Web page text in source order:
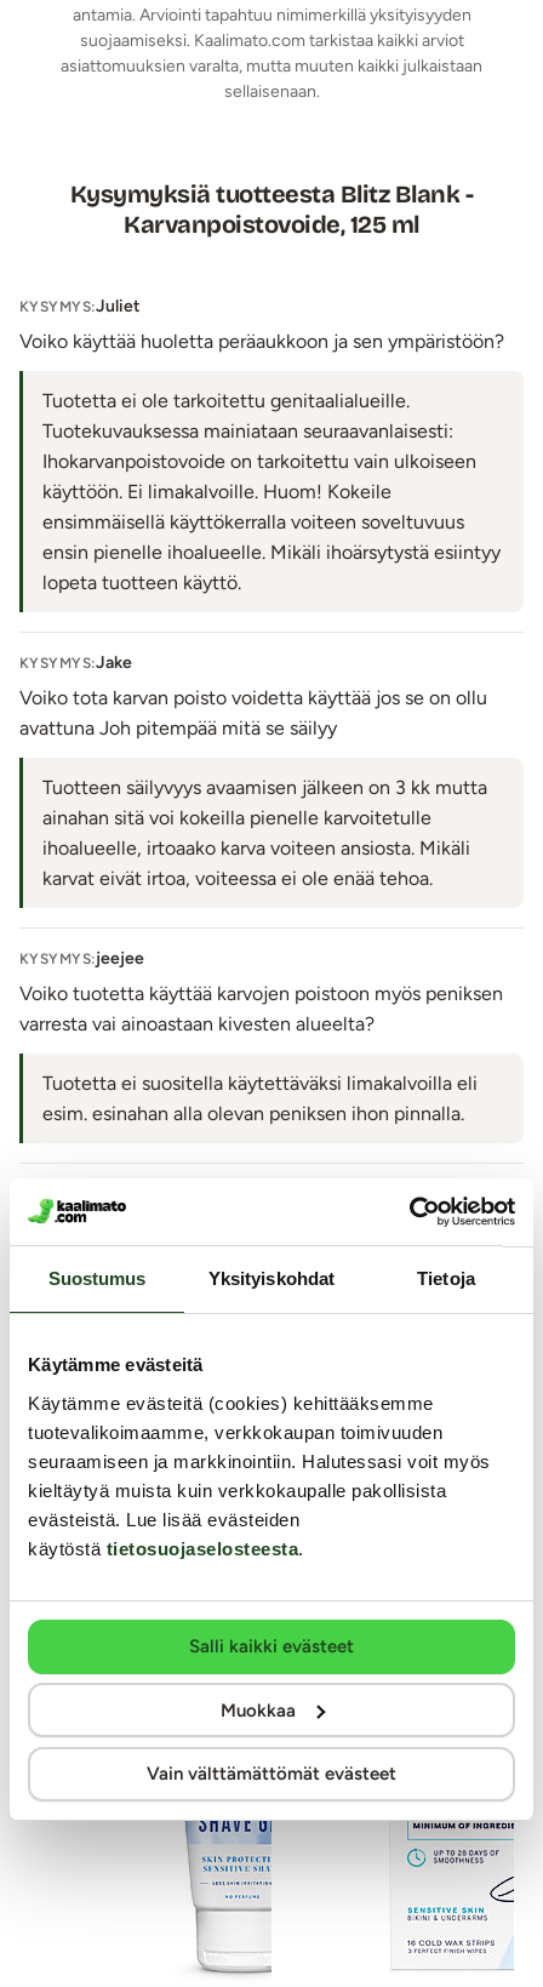
Suostumus Yksityiskohdat Tietoja
Käytämme evästeitä
Käytämme evästeitä (cookies) kehittääksemme
tuotevalikoimaamme, verkkokaupan toimivuuden
seuraamiseen ja markkinointiin. Halutessasi voit myös
kieltäytyä muista kuin verkkokaupalle pakollisista
evästeistä. Lue lisää evästeiden
käytöstä tietosuojaselosteesta.
Salli kaikki evästeet
Muokkaa
Vain välttämättömät evästeet
antamia. Arviointi tapahtuu nimimerkillä yksityisyyden
suojaamiseksi. Kaalimato.com tarkistaa kaikki arviot
asiattomuuksien varalta, mutta muuten kaikki julkaistaan
sellaisenaan.
Kysymyksiä tuotteesta Blitz Blank -
Karvanpoistovoide, 125 ml
KYSYMYS:Juliet
Voiko käyttää huoletta peräaukkoon ja sen ympäristöön?
Tuotetta ei ole tarkoitettu genitaalialueille.
Tuotekuvauksessa mainiataan seuraavanlaisesti:
Ihokarvanpoistovoide on tarkoitettu vain ulkoiseen
käyttöön. Ei limakalvoille. Huom! Kokeile
ensimmäisellä käyttökerralla voiteen soveltuvuus
ensin pienelle ihoalueelle. Mikäli ihoärsytystä esiintyy
lopeta tuotteen käyttö.
KYSYMYS:Jake
Voiko tota karvan poisto voidetta käyttää jos se on ollu
avattuna Joh pitempää mitä se säilyy
Tuotteen säilyvyys avaamisen jälkeen on 3 kk mutta
ainahan sitä voi kokeilla pienelle karvoitetulle
ihoalueelle, irtoaako karva voiteen ansiosta. Mikäli
karvat eivät irtoa, voiteessa ei ole enää tehoa.
KYSYMYS:jeejee
Voiko tuotetta käyttää karvojen poistoon myös peniksen
varresta vai ainoastaan kivesten alueelta?
Tuotetta ei suositella käytettäväksi limakalvoilla eli
esim. esinahan alla olevan peniksen ihon pinnalla.
Liity Matoklubiin- jäsenenä saat20kredittiä hyväksytystä
arviosta tai kysymyksestä.
Samankaltaisia tuotteita
-30%